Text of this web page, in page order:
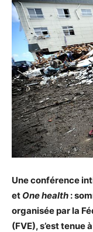
Une conférence
et One health :
organisée par la
(FVE), s’est tenue